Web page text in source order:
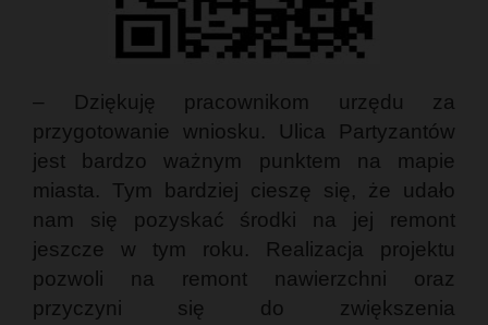
– Dziękuję pracownikom urzędu za
przygotowanie wniosku. Ulica Partyzantów
jest bardzo ważnym punktem na mapie
miasta. Tym bardziej cieszę się, że udało
nam się pozyskać środki na jej remont
jeszcze w tym roku. Realizacja projektu
pozwoli na remont nawierzchni oraz
przyczyni się do zwiększenia